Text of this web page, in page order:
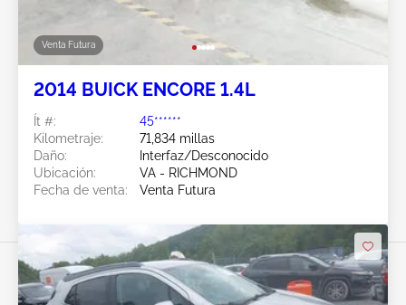
Venta Futura
2014 BUICK ENCORE 1.4L
Ít #:
45******
Kilometraje:
71,834 millas
Daño:
Interfaz/Desconocido
Ubicación:
VA - RICHMOND
Fecha de venta:
Venta Futura